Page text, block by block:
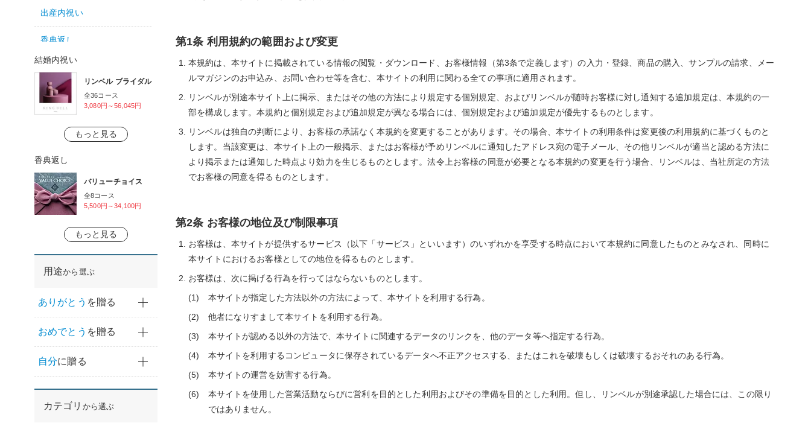
出産内祝い
香典返し
法事・法要引出物
喪中見舞い
入学・進学内祝い
成人内祝い
就職内祝い
その他内祝い
結婚内祝い
リンベル ブライダル
全36コース
3,080円～56,045円
もっと見る
香典返し
バリューチョイス
全8コース
5,500円～34,100円
もっと見る
用途から選ぶ
ありがとう を贈る
おめでとう を贈る
自分に贈る
カテゴリ から選ぶ
第1条 利用規約の範囲および変更
本規約は、本サイトに掲載されている情報の閲覧・ダウンロード、お客様情報（第3条で定義します）の入力・登録、商品の購入、サンプルの請求、メー
ルマガジンのお申込み、お問い合わせ等を含む、本サイトの利用に関わる全ての事項に適用されます。
リンベルが別途本サイト上に掲示、またはその他の方法により規定する個別規定、およびリンベルが随時お客様に対し通知する追加規定は、本規約の一
部を構成します。本規約と個別規定および追加規定が異なる場合には、個別規定および追加規定が優先するものとします。
リンベルは独自の判断により、お客様の承諾なく本規約を変更することがあります。その場合、本サイトの利用条件は変更後の利用規約に基づくものと
します。当該変更は、本サイト上の一般掲示、またはお客様が予めリンベルに通知したアドレス宛の電子メール、その他リンベルが適当と認める方法に
より掲示または通知した時点より効力を生じるものとします。法令上お客様の同意が必要となる本規約の変更を行う場合、リンベルは、当社所定の方法
でお客様の同意を得るものとします。
第2条 お客様の地位及び制限事項
お客様は、本サイトが提供するサービス（以下「サービス」といいます）のいずれかを享受する時点において本規約に同意したものとみなされ、同時に
本サイトにおけるお客様としての地位を得るものとします。
お客様は、次に掲げる行為を行ってはならないものとします。
本サイトが指定した方法以外の方法によって、本サイトを利用する行為。
他者になりすまして本サイトを利用する行為。
本サイトが認める以外の方法で、本サイトに関連するデータのリンクを、他のデータ等へ指定する行為。
本サイトを利用するコンピュータに保存されているデータへ不正アクセスする、またはこれを破壊もしくは破壊するおそれのある行為。
本サイトの運営を妨害する行為。
本サイトを使用した営業活動ならびに営利を目的とした利用およびその準備を目的とした利用。但し、リンベルが別途承認した場合には、この限り
ではありません。